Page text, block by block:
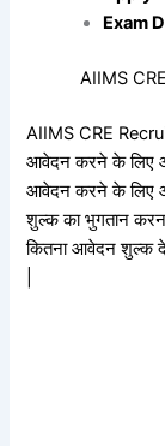
Exam
AIIMS
AIIMS CRE
आवेदन करने के लिए
आवेदन करने के लिए
शुल्क का भुगतान
कितना आवेदन शुल्क